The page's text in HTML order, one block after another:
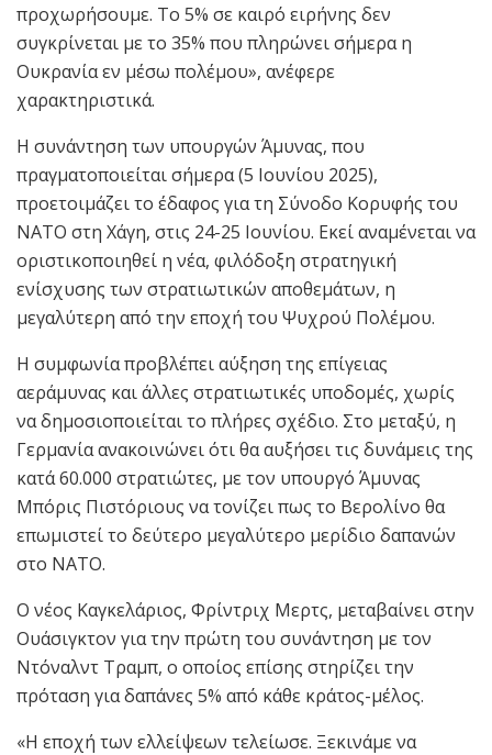
προχωρήσουμε. Το 5% σε καιρό ειρήνης δεν
συγκρίνεται με το 35% που πληρώνει σήμερα η
Ουκρανία εν μέσω πολέμου», ανέφερε
χαρακτηριστικά.
Η συνάντηση των υπουργών Άμυνας, που
πραγματοποιείται σήμερα (5 Ιουνίου 2025),
προετοιμάζει το έδαφος για τη Σύνοδο Κορυφής του
ΝΑΤΟ στη Χάγη, στις 24-25 Ιουνίου. Εκεί αναμένεται να
οριστικοποιηθεί η νέα, φιλόδοξη στρατηγική
ενίσχυσης των στρατιωτικών αποθεμάτων, η
μεγαλύτερη από την εποχή του Ψυχρού Πολέμου.
Η συμφωνία προβλέπει αύξηση της επίγειας
αεράμυνας και άλλες στρατιωτικές υποδομές, χωρίς
να δημοσιοποιείται το πλήρες σχέδιο. Στο μεταξύ, η
Γερμανία ανακοινώνει ότι θα αυξήσει τις δυνάμεις της
κατά 60.000 στρατιώτες, με τον υπουργό Άμυνας
Μπόρις Πιστόριους να τονίζει πως το Βερολίνο θα
επωμιστεί το δεύτερο μεγαλύτερο μερίδιο δαπανών
στο ΝΑΤΟ.
Ο νέος Καγκελάριος, Φρίντριχ Μερτς, μεταβαίνει στην
Ουάσιγκτον για την πρώτη του συνάντηση με τον
Ντόναλντ Τραμπ, ο οποίος επίσης στηρίζει την
πρόταση για δαπάνες 5% από κάθε κράτος-μέλος.
«Η εποχή των ελλείψεων τελείωσε. Ξεκινάμε να